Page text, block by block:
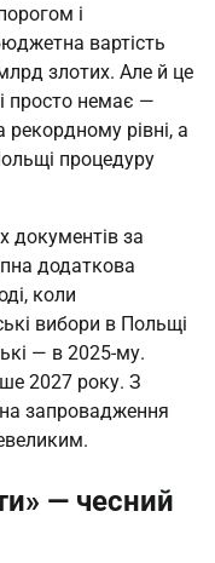
і
вартість
злотих. Але й це
просто немає —
рекордному рівні, а
процедуру
документів за
додаткова
коли
вибори в Польщі
— в 2025-му.
2027 року. З
на запровадження
— чесний